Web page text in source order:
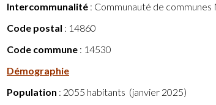
Intercommunalité : Communauté de communes
Code postal : 14860
Code commune : 14530
Démographie
Population : 2055 habitants (janvier 2025)